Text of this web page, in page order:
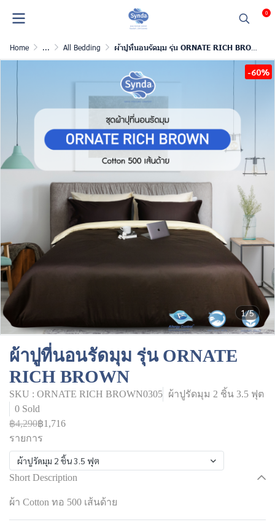
0
Home ... All Bedding ผ้าปูที่นอนรัดมุม รุ่น ORNATE RICH BROWN
1/5
-60%
ผ้าปูที่นอนรัดมุม รุ่น ORNATE
RICH BROWN
SKU : ORNATE RICH BROWN0305 ผ้าปูรัดมุม 2 ชิ้น 3.5 ฟุต
0 Sold
฿4,290฿1,716
รายการ
ผ้าปูรัดมุม 2 ชิ้น 3.5 ฟุต
Short Description
ผ้า Cotton ทอ 500 เส้นด้าย